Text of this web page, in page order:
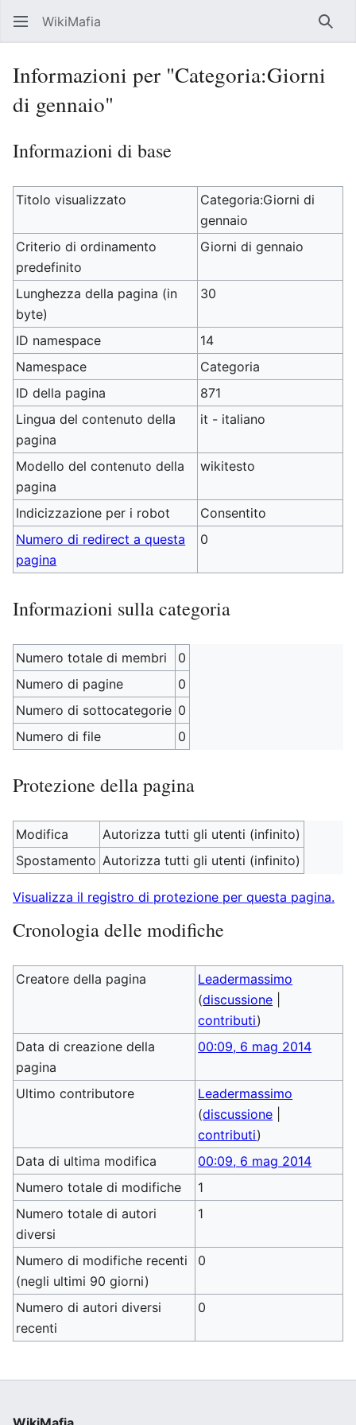
WikiMafia
Informazioni per "Categoria:Giorni
di gennaio"
Informazioni di base
Titolo visualizzato
Categoria:Giorni di
gennaio
Criterio di ordinamento
predefinito
Giorni di gennaio
Lunghezza della pagina (in
byte)
30
ID namespace
14
Namespace
Categoria
ID della pagina
871
Lingua del contenuto della
pagina
it - italiano
Modello del contenuto della
pagina
wikitesto
Indicizzazione per i robot
Consentito
Numero di redirect a questa
pagina
0
Informazioni sulla categoria
Numero totale di membri
0
Numero di pagine
0
Numero di sottocategorie 0
Numero di file
0
Protezione della pagina
Modifica
Autorizza tutti gli utenti (infinito)
Spostamento Autorizza tutti gli utenti (infinito)
Visualizza il registro di protezione per questa pagina.
Cronologia delle modifiche
Creatore della pagina
Leadermassimo
(discussione
contributi)
Data di creazione della
pagina
00:09, 6 mag 2014
Ultimo contributore
Leadermassimo
(discussione
contributi)
Data di ultima modifica
00:09, 6 mag 2014
Numero totale di modifiche
1
Numero totale di autori
diversi
1
Numero di modifiche recenti
(negli ultimi 90 giorni)
0
Numero di autori diversi
recenti
0